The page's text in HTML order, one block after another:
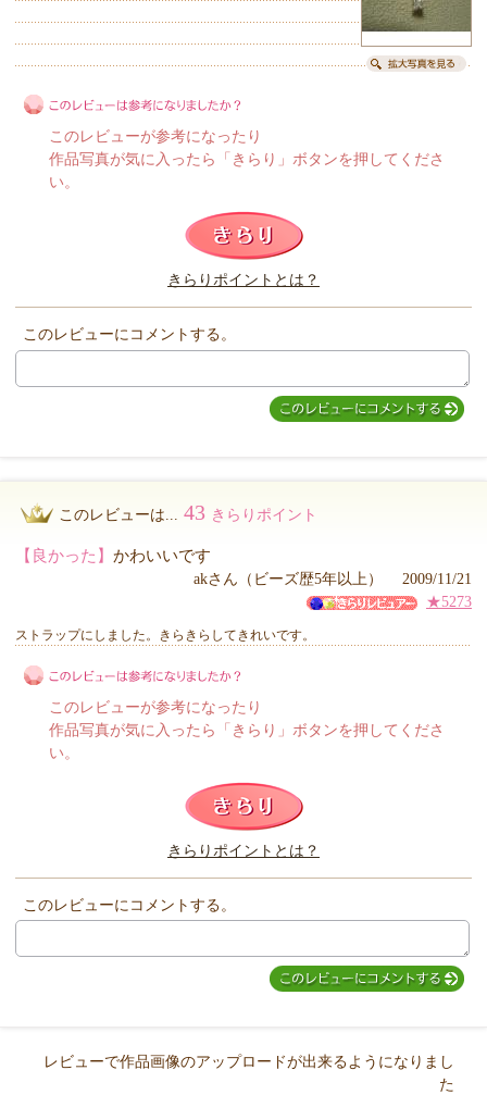
このレビューは参考になりましたか？
このレビューが参考になったり
作品写真が気に入ったら「きらり」ボタンを押してくださ
い。
きらりポイントとは？
このレビューにコメントする。
このレビューは... 43 きらりポイント
【良かった】 かわいいです
akさん（ビーズ歴5年以上） 2009/11/21
★5273
ストラップにしました。きらきらしてきれいです。
このレビューは参考になりましたか？
このレビューが参考になったり
作品写真が気に入ったら「きらり」ボタンを押してくださ
い。
きらりポイントとは？
このレビューにコメントする。
レビューで作品画像のアップロードが出来るようになりまし
た